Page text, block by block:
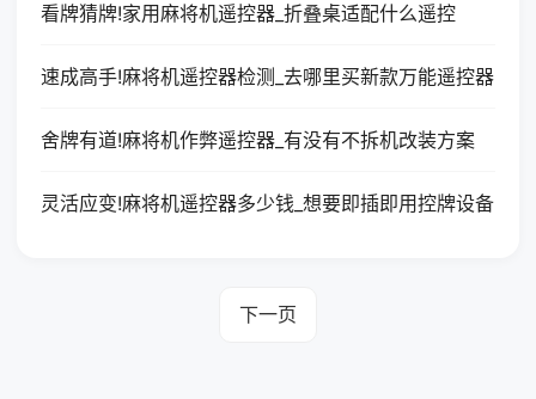
看牌猜牌!家用麻将机遥控器_折叠桌适配什么遥控
速成高手!麻将机遥控器检测_去哪里买新款万能遥控器
舍牌有道!麻将机作弊遥控器_有没有不拆机改装方案
灵活应变!麻将机遥控器多少钱_想要即插即用控牌设备
下一页